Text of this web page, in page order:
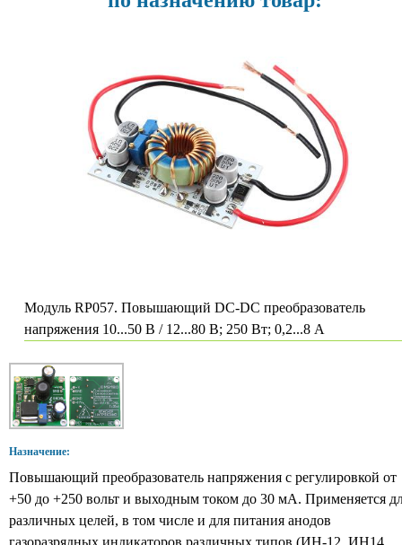
Модуль RP057. Повышающий DC-DC преобразователь
напряжения 10...50 В / 12...80 В; 250 Вт; 0,2...8 А
Назначение:
Повышающий преобразователь напряжения с регулировкой от
+50 до +250 вольт и выходным током до 30 мА. Применяется
различных целей, в том числе и для питания анодов
газоразрядных индикаторов различных типов (ИН-12, ИН14,